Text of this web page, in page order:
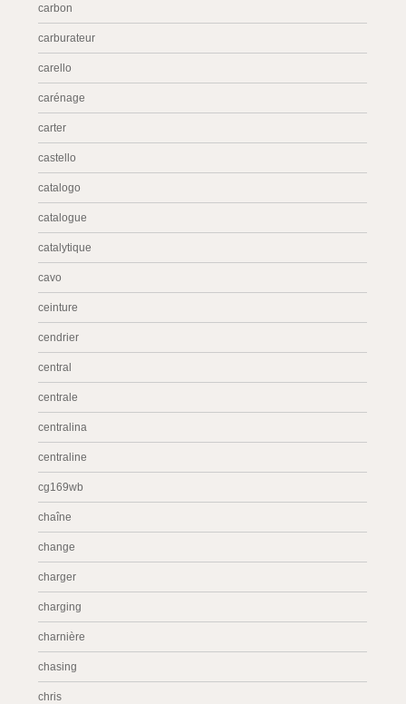
carbon
carburateur
carello
carénage
carter
castello
catalogo
catalogue
catalytique
cavo
ceinture
cendrier
central
centrale
centralina
centraline
cg169wb
chaîne
change
charger
charging
charnière
chasing
chris